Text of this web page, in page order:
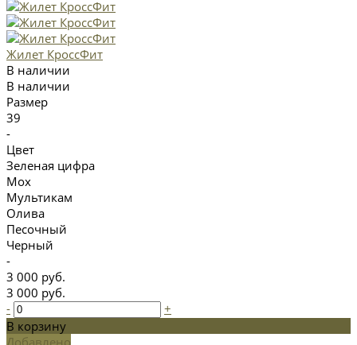
Жилет КроссФит
В наличии
В наличии
Размер
39
-
Цвет
Зеленая цифра
Мох
Мультикам
Олива
Песочный
Черный
-
3 000 руб.
3 000 руб.
-
+
В корзину